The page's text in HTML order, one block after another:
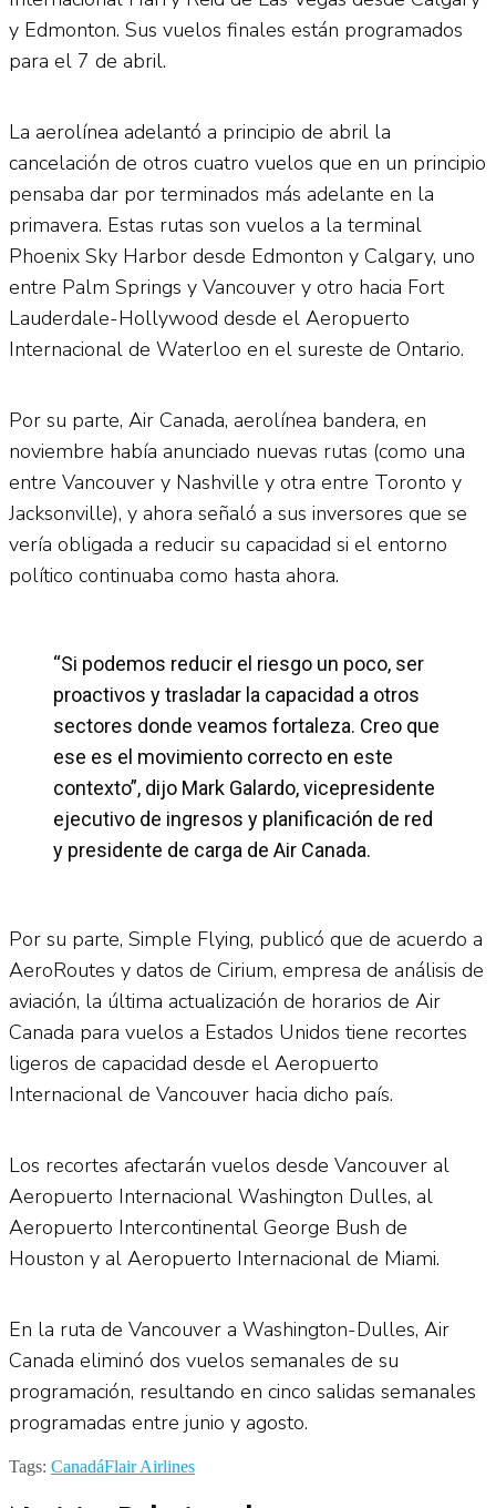
y Edmonton. Sus vuelos finales están programados
para el 7 de abril.
La aerolínea adelantó a principio de abril la
cancelación de otros cuatro vuelos que en un principio
pensaba dar por terminados más adelante en la
primavera. Estas rutas son vuelos a la terminal
Phoenix Sky Harbor desde Edmonton y Calgary, uno
entre Palm Springs y Vancouver y otro hacia Fort
Lauderdale-Hollywood desde el Aeropuerto
Internacional de Waterloo en el sureste de Ontario.
Por su parte, Air Canada, aerolínea bandera, en
noviembre había anunciado nuevas rutas (como una
entre Vancouver y Nashville y otra entre Toronto y
Jacksonville), y ahora señaló a sus inversores que se
vería obligada a reducir su capacidad si el entorno
político continuaba como hasta ahora.
“Si podemos reducir el riesgo un poco, ser
proactivos y trasladar la capacidad a otros
sectores donde veamos fortaleza. Creo que
ese es el movimiento correcto en este
contexto”, dijo Mark Galardo, vicepresidente
ejecutivo de ingresos y planificación de red
y presidente de carga de Air Canada.
Por su parte, Simple Flying, publicó que de acuerdo a
AeroRoutes y datos de Cirium, empresa de análisis de
aviación, la última actualización de horarios de Air
Canada para vuelos a Estados Unidos tiene recortes
ligeros de capacidad desde el Aeropuerto
Internacional de Vancouver hacia dicho país.
Los recortes afectarán vuelos desde Vancouver al
Aeropuerto Internacional Washington Dulles, al
Aeropuerto Intercontinental George Bush de
Houston y al Aeropuerto Internacional de Miami.
En la ruta de Vancouver a Washington-Dulles, Air
Canada eliminó dos vuelos semanales de su
programación, resultando en cinco salidas semanales
programadas entre junio y agosto.
Tags: CanadáFlair Airlines